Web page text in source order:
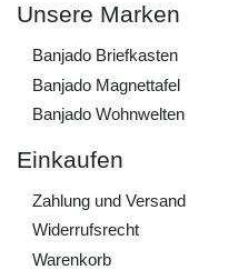
Unsere Marken
Banjado Briefkasten
Banjado Magnettafel
Banjado Wohnwelten
Einkaufen
Zahlung und Versand
Widerrufs­recht
Warenkorb